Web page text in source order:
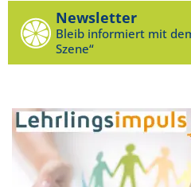
Newsletter
Bleib informiert mit
Szene“